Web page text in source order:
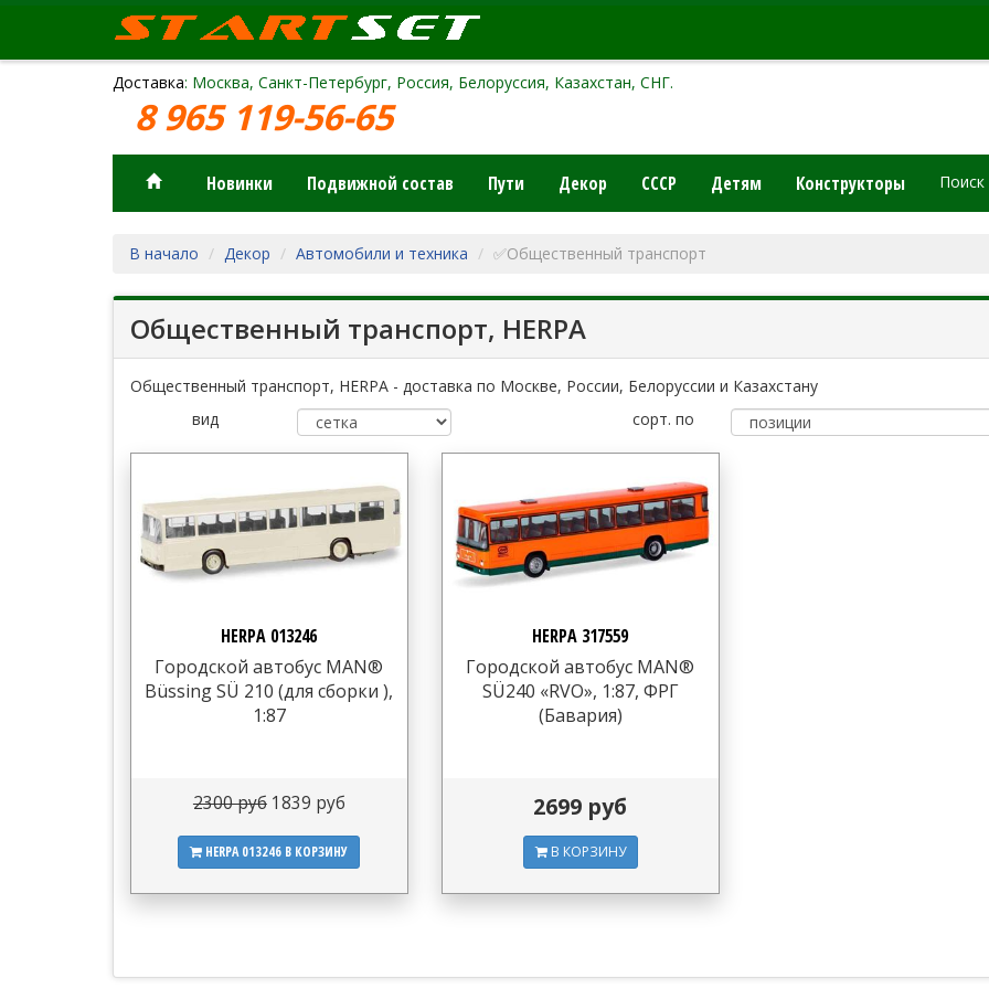
Доставка: Москва, Санкт-Петербург, Россия, Белоруссия, Казахстан, СНГ.
8 965 119-56-65
Новинки Подвижной состав Пути Декор СССР Детям Конструкторы Поиск
В начало Декор Автомобили и техника ✅Общественный транспорт
Общественный транспорт, HERPA
Общественный транспорт, HERPA - доставка по Москве, России, Белоруссии и Казахстану
вид
сорт. по
HERPA 013246
Городской автобус MAN®
Büssing SÜ 210 (для сборки ),
1:87
2300 руб 1839 руб
HERPA 013246 В КОРЗИНУ
HERPA 317559
Городской автобус MAN®
SÜ240 «RVO», 1:87, ФРГ
(Бавария)
2699 руб
В КОРЗИНУ